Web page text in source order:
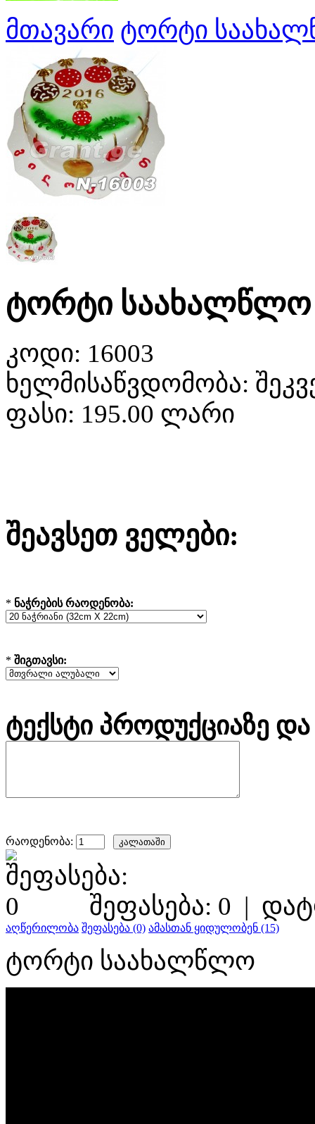
მთავარი ტორტი
ტორტი საახალწლო
კოდი: 16003
ხელმისაწვდომობა:
ფასი: 195.00 ლარი
შეავსეთ ველები:
* ნაჭრების რაოდენობა:
* შიგთავსი:
ტექსტი პროდუქციაზე და
რაოდენობა:
შეფასება: 0 |
აღწერილობა შეფასება (0) ამასთან ყიდულობენ (15)
ტორტი საახალწლო